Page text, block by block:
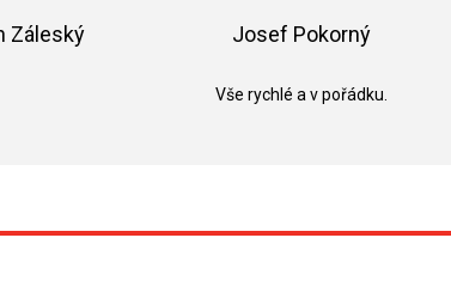
5
hvězdiček.
Záleský Josef Pokorný
Vše rychlé a v pořádku.